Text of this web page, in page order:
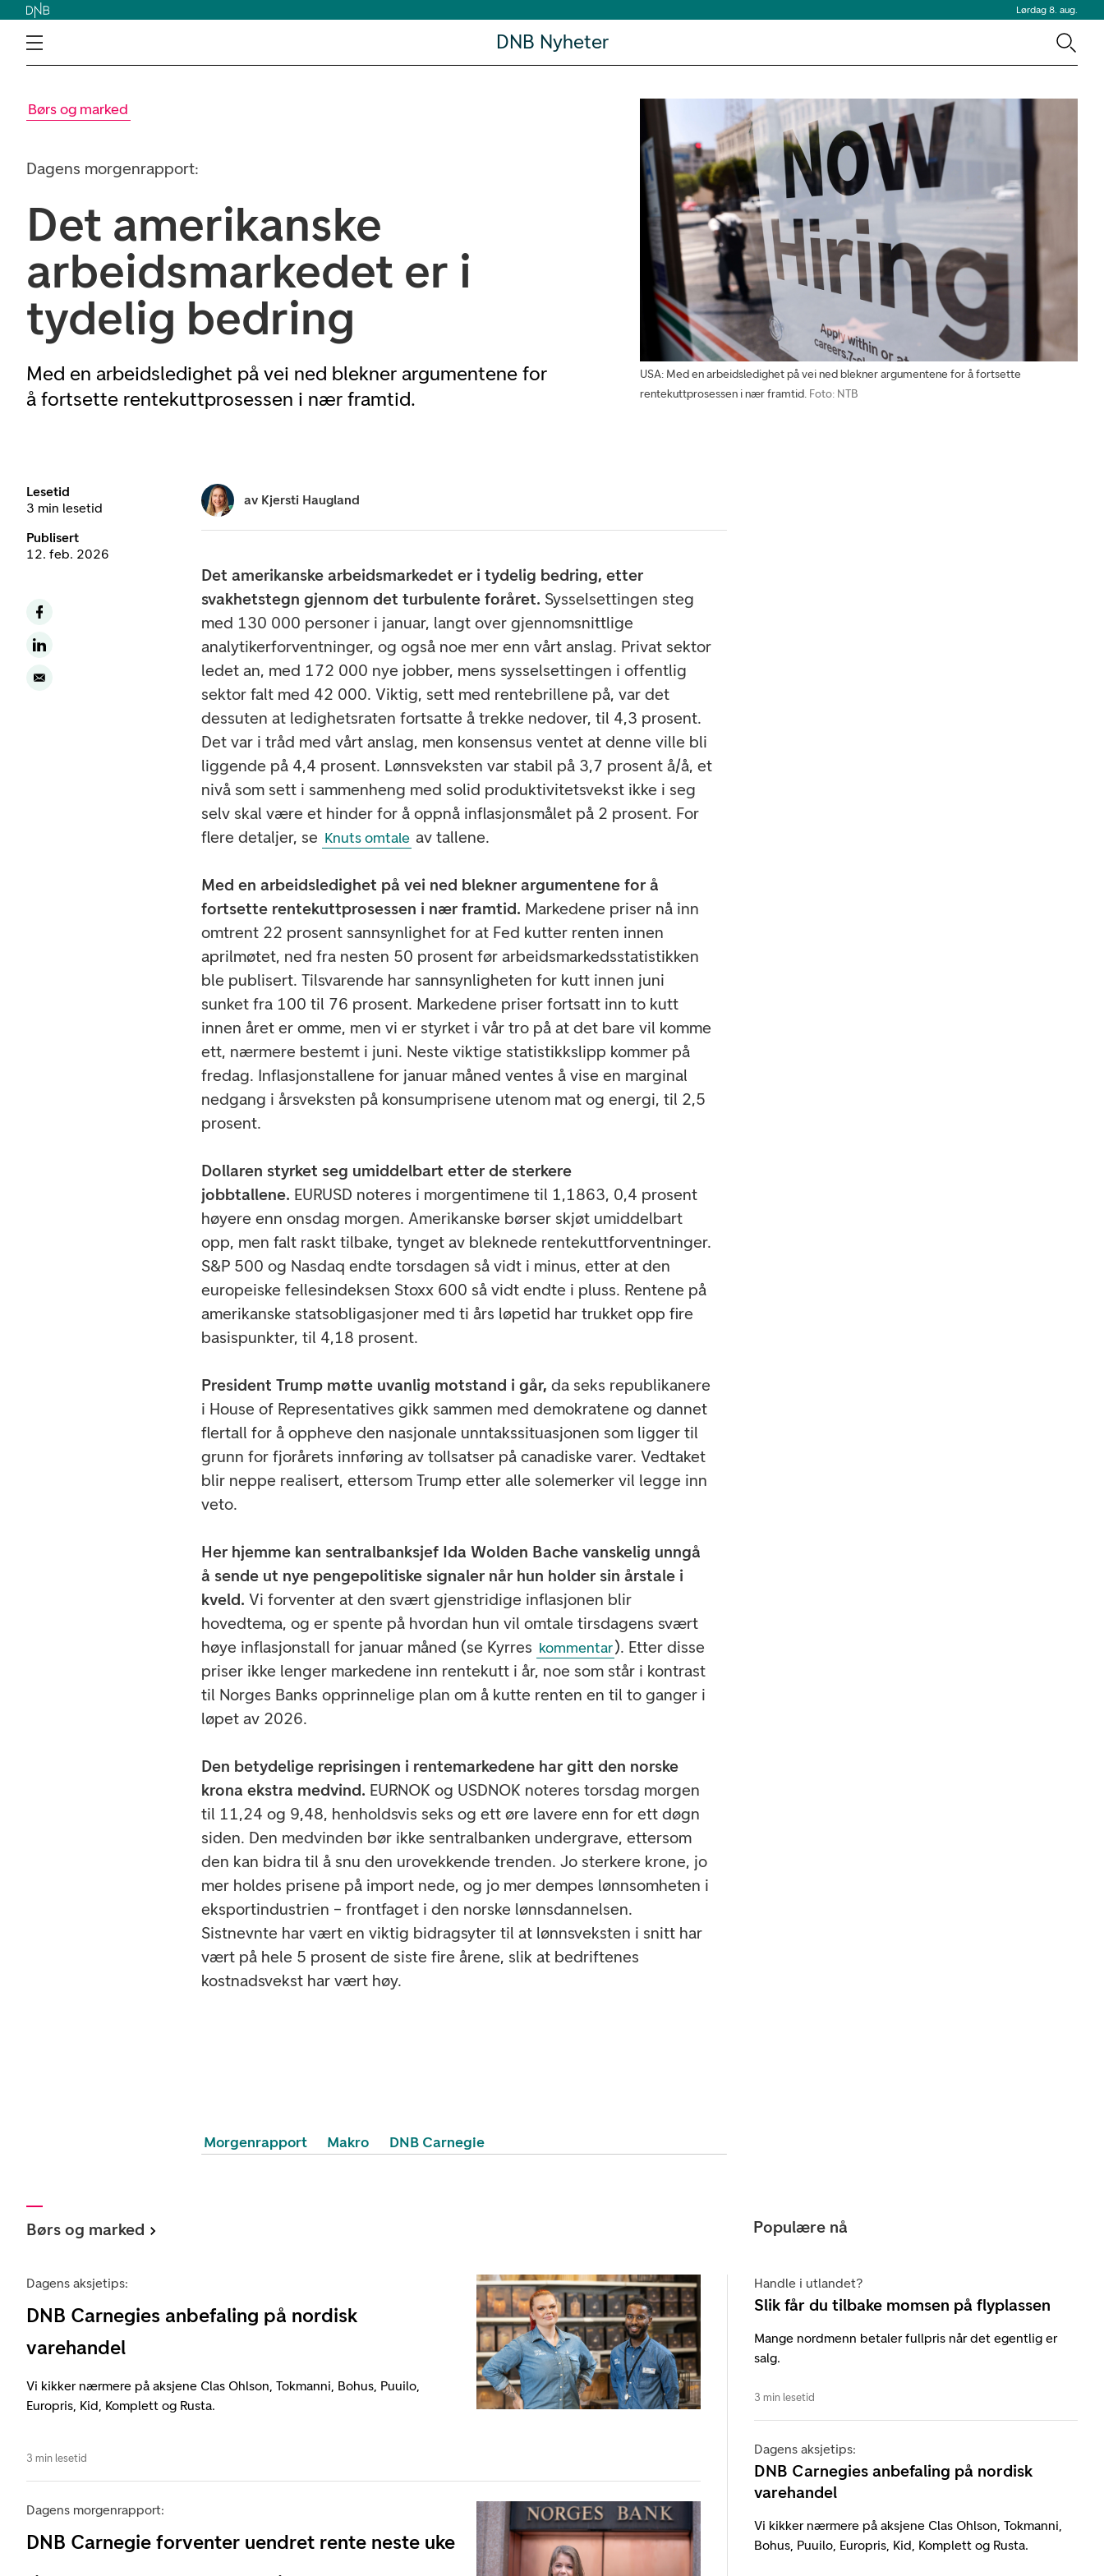
Lørdag 8. aug.
DNB Nyheter
Børs og marked
Dagens morgenrapport:
Det amerikanske
arbeidsmarkedet er i
tydelig bedring
Med en arbeidsledighet på vei ned blekner argumentene for
å fortsette rentekuttprosessen i nær framtid.
USA: Med en arbeidsledighet på vei ned blekner argumentene for å fortsette
rentekuttprosessen i nær framtid. Foto: NTB
Lesetid
3 min lesetid
Publisert
12. feb. 2026
av Kjersti Haugland
Det amerikanske arbeidsmarkedet er i tydelig bedring, etter
svakhetstegn gjennom det turbulente foråret. Sysselsettingen steg
med 130 000 personer i januar, langt over gjennomsnittlige
analytikerforventninger, og også noe mer enn vårt anslag. Privat sektor
ledet an, med 172 000 nye jobber, mens sysselsettingen i offentlig
sektor falt med 42 000. Viktig, sett med rentebrillene på, var det
dessuten at ledighetsraten fortsatte å trekke nedover, til 4,3 prosent.
Det var i tråd med vårt anslag, men konsensus ventet at denne ville bli
liggende på 4,4 prosent. Lønnsveksten var stabil på 3,7 prosent å/å, et
nivå som sett i sammenheng med solid produktivitetsvekst ikke i seg
selv skal være et hinder for å oppnå inflasjonsmålet på 2 prosent. For
flere detaljer, se Knuts omtale av tallene.
Med en arbeidsledighet på vei ned blekner argumentene for å
fortsette rentekuttprosessen i nær framtid. Markedene priser nå inn
omtrent 22 prosent sannsynlighet for at Fed kutter renten innen
aprilmøtet, ned fra nesten 50 prosent før arbeidsmarkedsstatistikken
ble publisert. Tilsvarende har sannsynligheten for kutt innen juni
sunket fra 100 til 76 prosent. Markedene priser fortsatt inn to kutt
innen året er omme, men vi er styrket i vår tro på at det bare vil komme
ett, nærmere bestemt i juni. Neste viktige statistikkslipp kommer på
fredag. Inflasjonstallene for januar måned ventes å vise en marginal
nedgang i årsveksten på konsumprisene utenom mat og energi, til 2,5
prosent.
Dollaren styrket seg umiddelbart etter de sterkere
jobbtallene. EURUSD noteres i morgentimene til 1,1863, 0,4 prosent
høyere enn onsdag morgen. Amerikanske børser skjøt umiddelbart
opp, men falt raskt tilbake, tynget av bleknede rentekuttforventninger.
S&P 500 og Nasdaq endte torsdagen så vidt i minus, etter at den
europeiske fellesindeksen Stoxx 600 så vidt endte i pluss. Rentene på
amerikanske statsobligasjoner med ti års løpetid har trukket opp fire
basispunkter, til 4,18 prosent.
President Trump møtte uvanlig motstand i går,da seks republikanere
i House of Representatives gikk sammen med demokratene og dannet
flertall for å oppheve den nasjonale unntakssituasjonen som ligger til
grunn for fjorårets innføring av tollsatser på canadiske varer. Vedtaket
blir neppe realisert, ettersom Trump etter alle solemerker vil legge inn
veto.
Her hjemme kan sentralbanksjef Ida Wolden Bache vanskelig unngå
å sende ut nye pengepolitiske signaler når hun holder sin årstale i
kveld.Vi forventer at den svært gjenstridige inflasjonen blir
hovedtema, og er spente på hvordan hun vil omtale tirsdagens svært
høye inflasjonstall for januar måned (se Kyrres kommentar). Etter disse
priser ikke lenger markedene inn rentekutt i år, noe som står i kontrast
til Norges Banks opprinnelige plan om å kutte renten en til to ganger i
løpet av 2026.
Den betydelige reprisingen i rentemarkedene har gitt den norske
krona ekstra medvind. EURNOK og USDNOK noteres torsdag morgen
til 11,24 og 9,48, henholdsvis seks og ett øre lavere enn for ett døgn
siden. Den medvinden bør ikke sentralbanken undergrave, ettersom
den kan bidra til å snu den urovekkende trenden. Jo sterkere krone, jo
mer holdes prisene på import nede, og jo mer dempes lønnsomheten i
eksportindustrien – frontfaget i den norske lønnsdannelsen.
Sistnevnte har vært en viktig bidragsyter til at lønnsveksten i snitt har
vært på hele 5 prosent de siste fire årene, slik at bedriftenes
kostnadsvekst har vært høy.
Morgenrapport Makro DNB Carnegie
Børs og marked
Dagens aksjetips:
DNB Carnegies anbefaling på nordisk
varehandel
Vi kikker nærmere på aksjene Clas Ohlson, Tokmanni, Bohus, Puuilo,
Europris, Kid, Komplett og Rusta.
3 min lesetid
Dagens morgenrapport:
DNB Carnegie forventer uendret rente neste uke
Populære nå
Handle i utlandet?
Slik får du tilbake momsen på flyplassen
Mange nordmenn betaler fullpris når det egentlig er
salg.
3 min lesetid
Dagens aksjetips:
DNB Carnegies anbefaling på nordisk
varehandel
Vi kikker nærmere på aksjene Clas Ohlson, Tokmanni,
Bohus, Puuilo, Europris, Kid, Komplett og Rusta.